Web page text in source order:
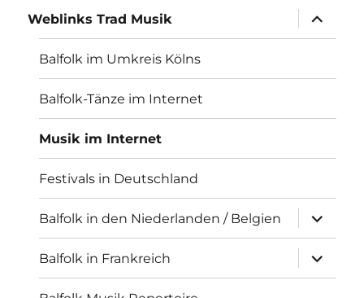
Weblinks Trad Musik
öffnen
Balfolk im Umkreis Kölns
Balfolk-Tänze im Internet
Musik im Internet
Festivals in Deutschland
Balfolk in den Niederlanden / Belgien
öffnen
Balfolk in Frankreich
öffnen